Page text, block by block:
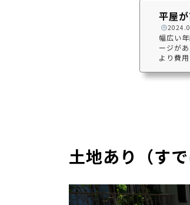
平屋
️
幅広い
ージが
より費
土地あり（す